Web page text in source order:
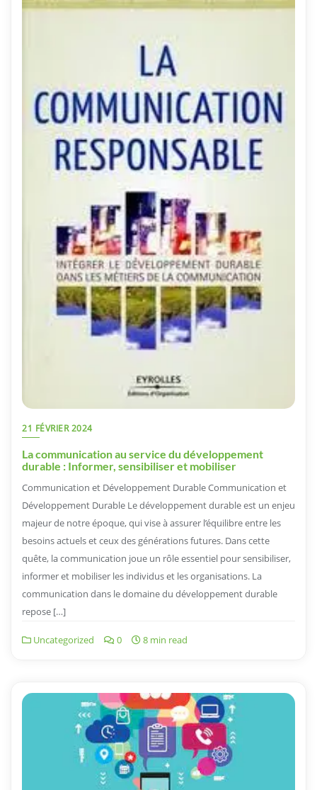
21 FÉVRIER 2024
La communication au service du développement
durable : Informer, sensibiliser et mobiliser
Communication et Développement Durable Communication et
Développement Durable Le développement durable est un enjeu
majeur de notre époque, qui vise à assurer l’équilibre entre les
besoins actuels et ceux des générations futures. Dans cette
quête, la communication joue un rôle essentiel pour sensibiliser,
informer et mobiliser les individus et les organisations. La
communication dans le domaine du développement durable
repose […]
Uncategorized 0 8 min read